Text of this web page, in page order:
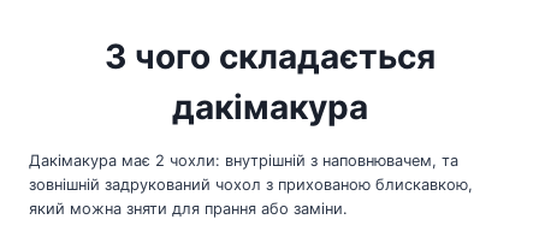
З чого складається
дакімакура
Дакімакура має 2 чохли: внутрішній з наповнювачем, та
зовнішній задрукований чохол з прихованою блискавкою,
який можна зняти для прання або заміни.